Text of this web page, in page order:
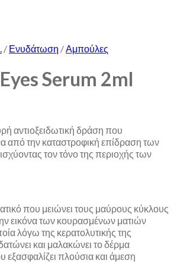
/ Ενυδάτωση /Αμπούλες
Serum 2ml
αντιοξειδωτική δράση που
από την καταστροφική επίδραση των
τον τόνο της περιοχής των
που μειώνει τους μαύρους κύκλους
εικόνα των κουρασμένων ματιών
λόγω της κερατολυτικής της
και μαλακώνει το δέρμα
εξασφαλίζει πλούσια και άμεση